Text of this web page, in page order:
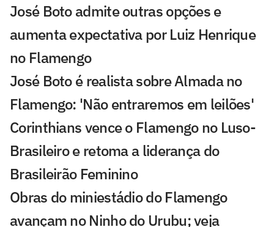
José Boto admite outras opções e
aumenta expectativa por Luiz Henrique
no Flamengo
José Boto é realista sobre Almada no
Flamengo: 'Não entraremos em leilões'
Corinthians vence o Flamengo no Luso-
Brasileiro e retoma a liderança do
Brasileirão Feminino
Obras do miniestádio do Flamengo
avançam no Ninho do Urubu; veja